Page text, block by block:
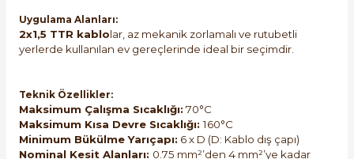
Uygulama Alanları:
2x1,5 TTR kablolar, az mekanik zorlamalı ve rutubetli
yerlerde kullanılan ev gereçlerinde ideal bir seçimdir.
Teknik Özellikler:
Maksimum Çalışma Sıcaklığı: 70°C
Maksimum Kısa Devre Sıcaklığı:160°C
Minimum Bükülme Yarıçapı: 6 x D (D: Kablo dış çapı)
Nominal Kesit Alanları: 0.75 mm²’den 4 mm²’ye kadar